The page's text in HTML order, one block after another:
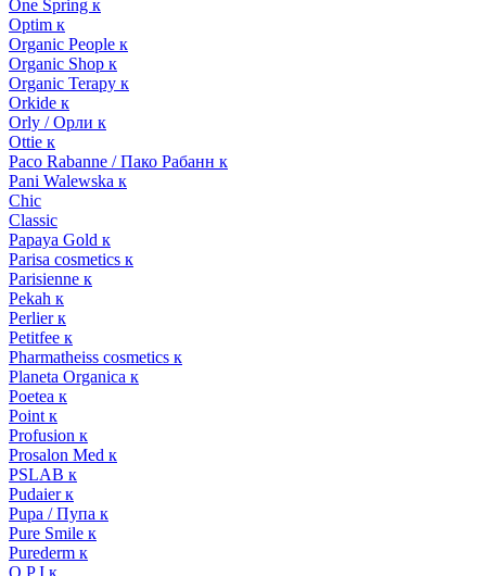
One Spring к
Optim к
Organic People к
Organic Shop к
Organic Terapy к
Orkide к
Orly / Орли к
Ottie к
Paco Rabanne / Пако Рабанн к
Pani Walewska к
Chic
Classic
Papaya Gold к
Parisa cosmetics к
Parisienne к
Pekah к
Perlier к
Petitfee к
Pharmatheiss cosmetics к
Planeta Organica к
Poetea к
Point к
Profusion к
Prosalon Med к
PSLAB к
Pudaier к
Pupa / Пупа к
Pure Smile к
Purederm к
Q P I к